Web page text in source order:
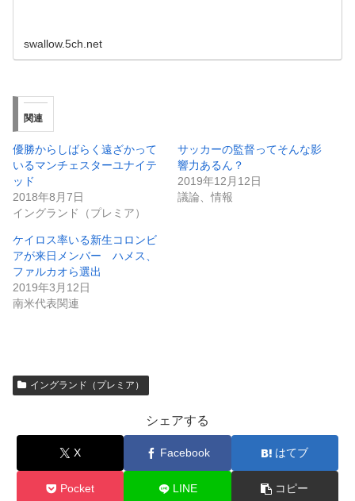
swallow.5ch.net
関連
優勝からしばらく遠ざかって
いるマンチェスターユナイテ
ッド
2018年8月7日
イングランド（プレミア）
サッカーの監督ってそんな影
響力あるん？
2019年12月12日
議論、情報
ケイロス率いる新生コロンビ
アが来日メンバー ハメス、
ファルカオら選出
2019年3月12日
南米代表関連
イングランド（プレミア）
シェアする
X Facebook はてブ
Pocket LINE コピー